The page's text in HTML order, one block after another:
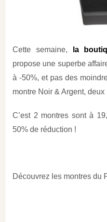
Cette semaine, la
propose une superbe
à -50%, et pas des
montre Noir & Argent,
C’est 2 montres sont à
50% de réduction !
Découvrez les montres du